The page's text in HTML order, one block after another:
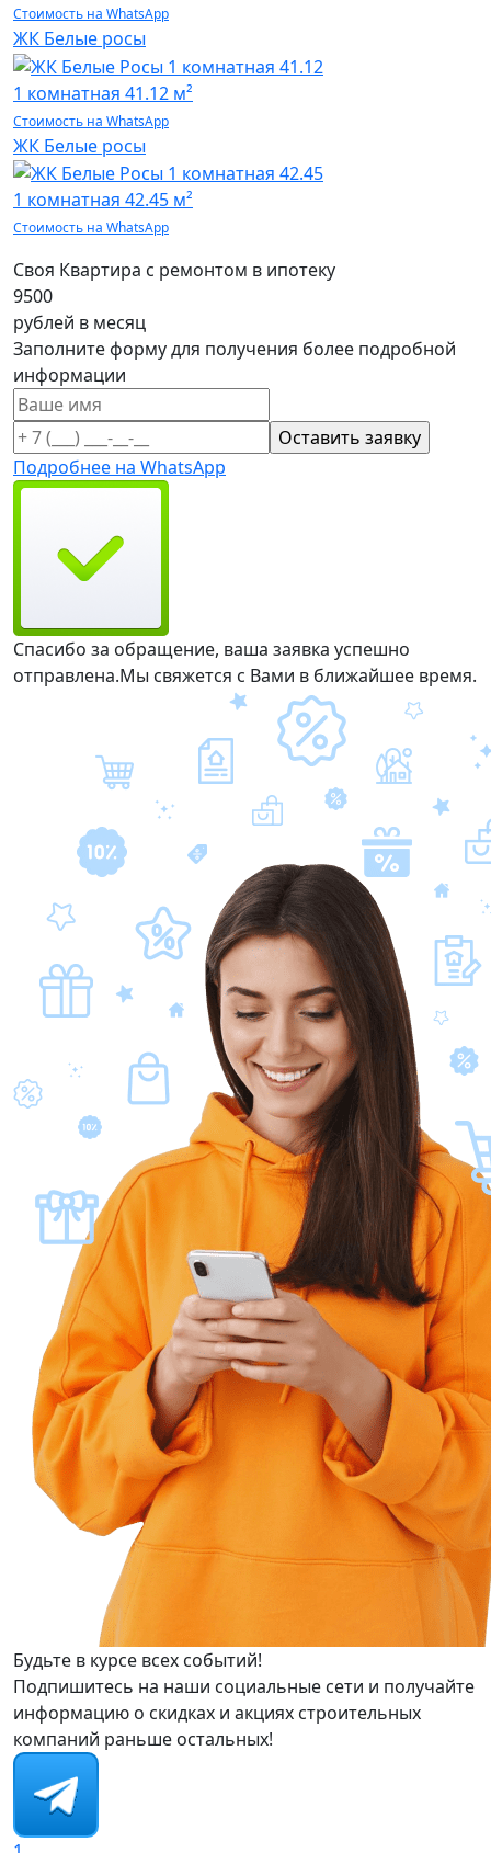
Стоимость на WhatsApp
ЖК Белые росы
1 комнатная 41.12 м²
Стоимость на WhatsApp
ЖК Белые росы
1 комнатная 42.45 м²
Стоимость на WhatsApp
Своя Квартира с ремонтом в ипотеку
9500
рублей в месяц
Заполните форму для получения более подробной
информации
Подробнее на WhatsApp
Спасибо за обращение, ваша заявка успешно
отправлена.Мы свяжется с Вами в ближайшее время.
Будьте в курсе всех событий!
Подпишитесь на наши социальные сети и получайте
информацию о скидках и акциях строительных
компаний раньше остальных!